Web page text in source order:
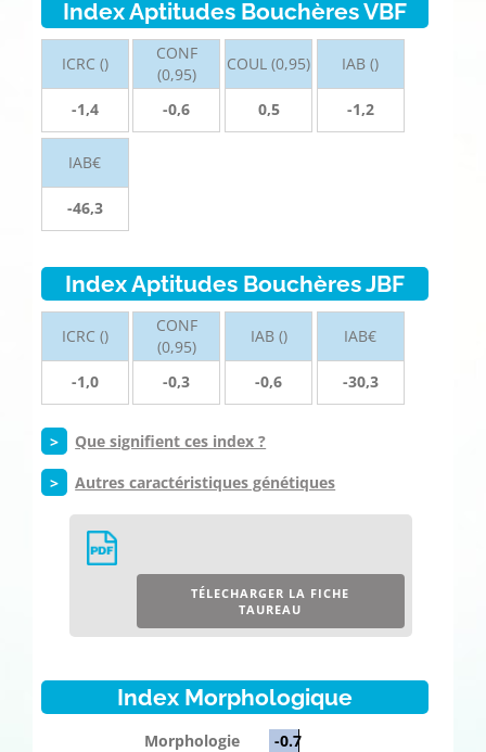
Index Aptitudes Bouchères VBF
ICRC ()
-1,4
CONF
(0,95)
-0,6
COUL (0,95)
0,5
IAB ()
-1,2
IAB€
-46,3
Index Aptitudes Bouchères JBF
ICRC ()
-1,0
CONF
(0,95)
-0,3
IAB ()
-0,6
IAB€
-30,3
> Que signifient ces index ?
> Autres caractéristiques génétiques
TÉLECHARGER LA FICHE
TAUREAU
Index Morphologique
Morphologie
-0.7